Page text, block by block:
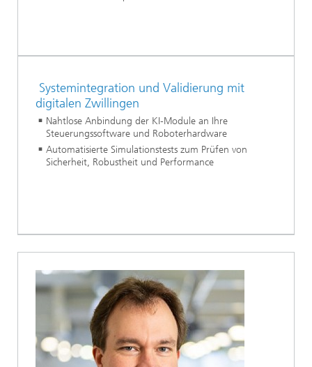
Systemintegration und Validierung mit
digitalen Zwillingen
Nahtlose Anbindung der KI-Module an Ihre
Steuerungssoftware und Roboterhardware
Automatisierte Simulationstests zum Prüfen von
Sicherheit, Robustheit und Performance